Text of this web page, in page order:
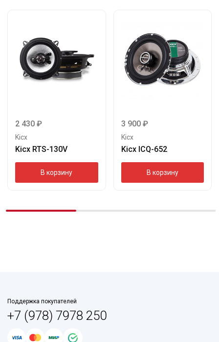
2 430 ₽
Kicx
Kicx RTS-130V
В корзину
3 900 ₽
Kicx
Kicx ICQ-652
В корзину
Поддержка покупателей
+7 (978) 7978 250